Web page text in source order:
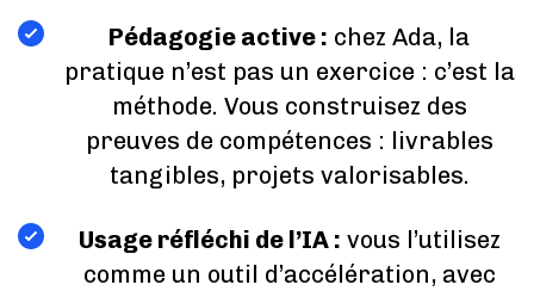
Pédagogie active : chez Ada, la
pratique n’est pas un exercice : c’est la
méthode. Vous construisez des
preuves de compétences : livrables
tangibles, projets valorisables.
Usage réfléchi de l’IA : vous l’utilisez
comme un outil d’accélération, avec